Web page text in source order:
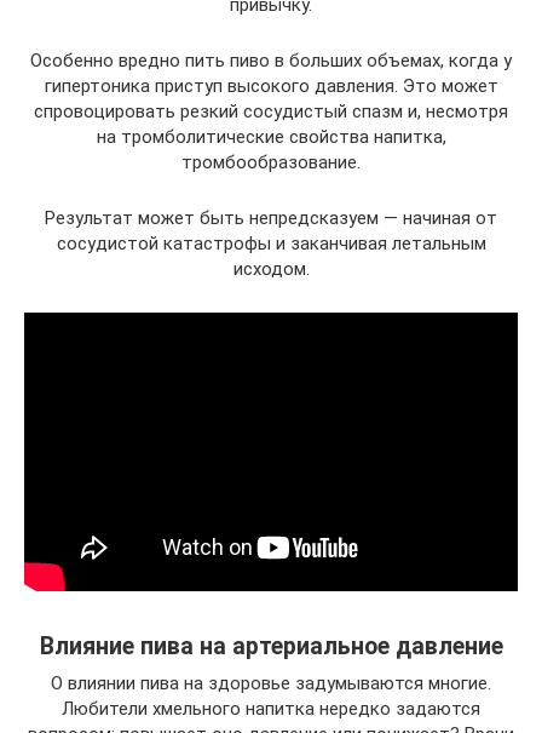
привычку.
Особенно вредно пить пиво в больших объемах, когда у
гипертоника приступ высокого давления. Это может
спровоцировать резкий сосудистый спазм и, несмотря
на тромболитические свойства напитка,
тромбообразование.
Результат может быть непредсказуем — начиная от
сосудистой катастрофы и заканчивая летальным
исходом.
Влияние пива на артериальное давление
О влиянии пива на здоровье задумываются многие.
Любители хмельного напитка нередко задаются